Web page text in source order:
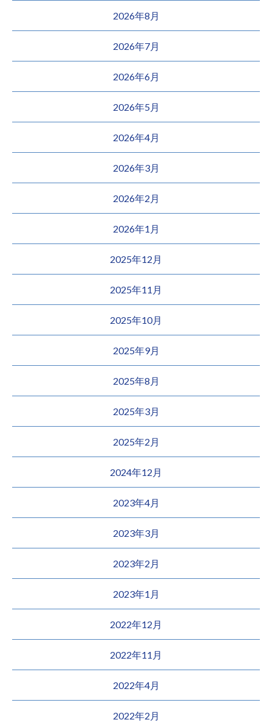
2026年8月
2026年7月
2026年6月
2026年5月
2026年4月
2026年3月
2026年2月
2026年1月
2025年12月
2025年11月
2025年10月
2025年9月
2025年8月
2025年3月
2025年2月
2024年12月
2023年4月
2023年3月
2023年2月
2023年1月
2022年12月
2022年11月
2022年4月
2022年2月